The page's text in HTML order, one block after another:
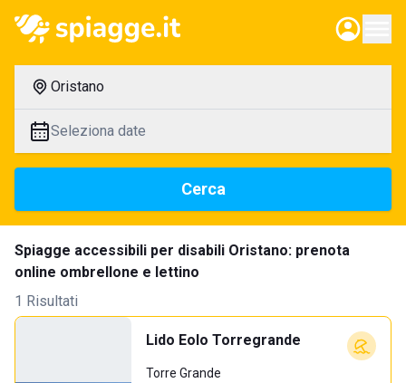
Oristano
Seleziona date
Cerca
Spiagge accessibili per disabili Oristano: prenota
online ombrellone e lettino
1 Risultati
Lido Eolo Torregrande
Torre Grande